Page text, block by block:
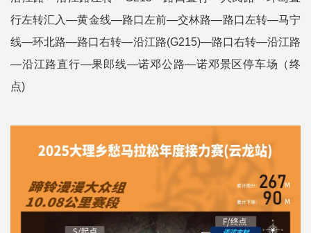
行左转汇入—黄金线—路口左前—交林路—路口左转—马宁
线—环北路—路口右转—沿江路(G215)—路口右转—沿江路
—沿江路直行—果郎线—诺邓公路—诺邓景区停车场（终
点)